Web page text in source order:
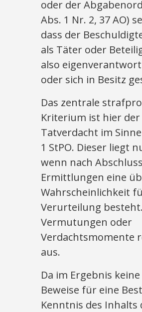
oder der
Abs. 1 Nr. 2, 37 AO)
dass der
als Täter oder
also
oder sich in Besitz
Das zentrale
Kriterium ist hier
Tatverdacht im
1 StPO. Dieser liegt
wenn nach
Ermittlungen eine
Wahrscheinlichkeit
Verurteilung
Vermutungen oder
Verdachtsmomente
aus.
Da im Ergebnis
Beweise für eine
Kenntnis des Inhalts